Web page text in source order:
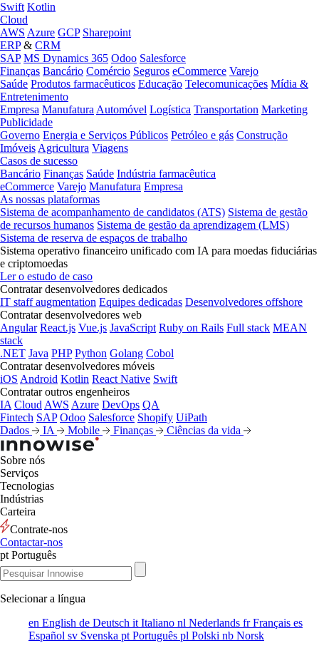
Swift Kotlin
Cloud
AWS Azure GCP Sharepoint
ERP& CRM
SAP MS Dynamics 365 Odoo Salesforce
Finanças Bancário Comércio Seguros eCommerce Varejo
Saúde Produtos farmacêuticos Educação Telecomunicações Mídia &
Entretenimento
Empresa Manufatura Automóvel Logística Transportation Marketing
Publicidade
Governo Energia e Serviços Públicos Petróleo e gás Construção
Imóveis Agricultura Viagens
Casos de sucesso
Bancário Finanças Saúde Indústria farmacêutica
eCommerce Varejo Manufatura Empresa
As nossas plataformas
Sistema de acompanhamento de candidatos (ATS) Sistema de gestão
de recursos humanos Sistema de gestão da aprendizagem (LMS)
Sistema de reserva de espaços de trabalho
Sistema operativo financeiro unificado com IA para moedas fiduciárias
e criptomoedas
Ler o estudo de caso
Contratar desenvolvedores dedicados
IT staff augmentation Equipes dedicadas Desenvolvedores offshore
Contratar desenvolvedores web
Angular React.js Vue.js JavaScript Ruby on Rails Full stack MEAN
stack
.NET Java PHP Python Golang Cobol
Contratar desenvolvedores móveis
iOS Android Kotlin React Native Swift
Contratar outros engenheiros
IA Cloud AWS Azure DevOps QA
Fintech SAP Odoo Salesforce Shopify UiPath
Dados
IA Mobile Finanças Ciências da vida
Sobre nós
Serviços
Tecnologias
Indústrias
Carteira
Contrate-nos
Contactar-nos
pt Português
Selecionar a língua
en English de Deutsch it Italiano nl Nederlands frFrançais es
Español sv Svenska pt Português pl Polski nb Norsk